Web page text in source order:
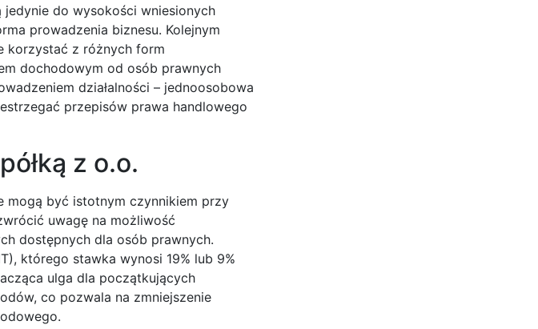
do wysokości wniesionych
prowadzenia biznesu. Kolejnym
korzystać z różnych form
dochodowym od osób prawnych
działalności – jednoosobowa
przepisów prawa handlowego
z o.o.
mogą być istotnym czynnikiem przy
uwagę na możliwość
dostępnych dla osób prawnych.
którego stawka wynosi 19% lub 9%
ulga dla początkujących
co pozwala na zmniejszenie